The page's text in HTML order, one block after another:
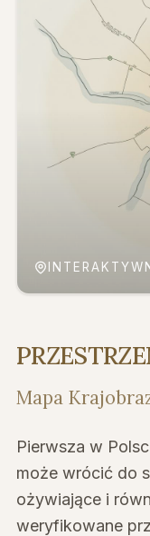
Mapa
Pierwsza w
może wrócić do
ożywiające i
weryfikowane